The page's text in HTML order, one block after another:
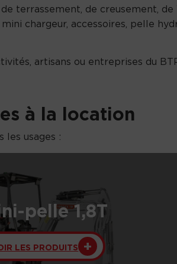
terrassement, de creusement,
chargeur, accessoires, pelle
artisans ou entreprises du
à la location
les usages :
pelle 1,8T
LES PRODUITS